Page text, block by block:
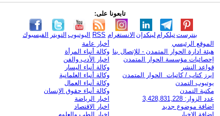
تابعونا على:
الفيسبوك التويتر اليوتيوب RSS الانستغرام لينكدإن تيلكرامبنترست
الموقع الرئيسي
هيئة ادارة الحوار المتمدن - للإتصال بنا
إحصائيات مؤسسة الحوار المتمدن
قواعد النشر
ابرز كتاب / كاتبات الحوار المتمدن
يوتيوب التمدن
مكتبة التمدن
عدد الزوار: 3,428,831,228
اضافة موضوع جديد
اضافة الاخبار
أخبار عامة
وكالة أنباء المرأة
اخبار الأدب والفن
وكالة أنباء اليسار
وكالة أنباء العلمانية
وكالة أنباء العمال
وكالة أنباء حقوق الإنسان
اخبار الرياضة
اخبار الاقتصاد
اخبار الطب والعلوم